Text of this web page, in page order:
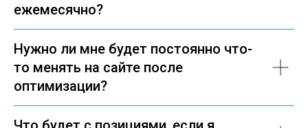
ежемесячно?
Нужно ли мне будет постоянно что-
то менять на сайте после
оптимизации?